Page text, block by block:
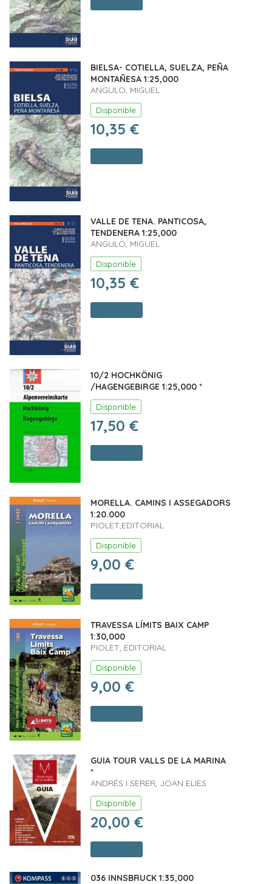
BIELSA- COTIELLA, SUELZA, PEÑA
MONTAÑESA 1:25,000
ANGULO, MIGUEL
Disponible
10,35 €
VALLE DE TENA. PANTICOSA,
TENDENERA 1:25,000
ANGULO, MIGUEL
Disponible
10,35 €
10/2 HOCHKÖNIG
/HAGENGEBIRGE 1:25,000 *
Disponible
17,50 €
MORELLA. CAMINS I ASSEGADORS
1:20.000
PIOLET,EDITORIAL
Disponible
9,00 €
TRAVESSA LÍMITS BAIX CAMP
1:30,000
PIOLET, EDITORIAL
Disponible
9,00 €
GUIA TOUR VALLS DE LA MARINA
*
ANDRÉS I SERER, JOAN ELIES
Disponible
20,00 €
036 INNSBRUCK 1:35,000